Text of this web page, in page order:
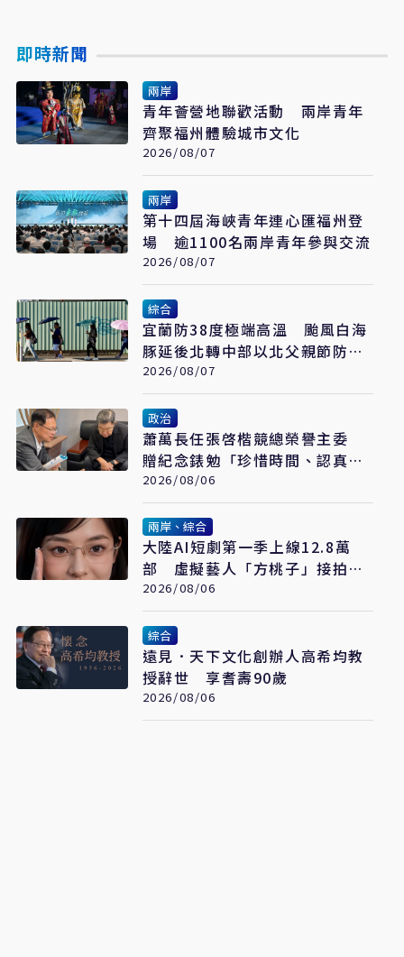
即時新聞
兩岸
青年薈營地聯歡活動 兩岸青年
齊聚福州體驗城市文化
2026/08/07
兩岸
第十四屆海峽青年連心匯福州登
場 逾1100名兩岸青年參與交流
2026/08/07
綜合
宜蘭防38度極端高溫 颱風白海
豚延後北轉中部以北父親節防豪
大雨
2026/08/07
政治
蕭萬長任張啓楷競總榮譽主委
贈紀念錶勉「珍惜時間、認真打
拚」
2026/08/06
兩岸、綜合
大陸AI短劇第一季上線12.8萬
部 虛擬藝人「方桃子」接拍美
瞳廣告
2026/08/06
綜合
遠見．天下文化創辦人高希均教
授辭世 享耆壽90歲
2026/08/06